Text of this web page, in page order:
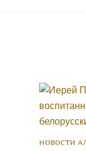
НОВОСТИ